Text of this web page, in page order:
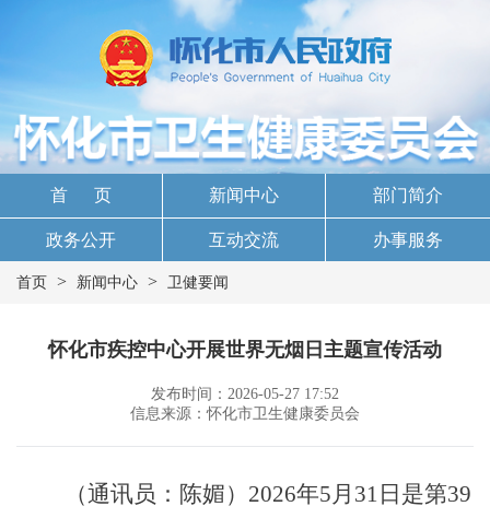
首 页 新闻中心 部门简介
政务公开 互动交流 办事服务
首页 > 新闻中心 > 卫健要闻
怀化市疾控中心开展世界无烟日主题宣传活动
发布时间：2026-05-27 17:52
信息来源：怀化市卫生健康委员会
（通讯员：陈媚） 2026年5月31日是第39